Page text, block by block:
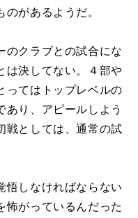
があるようだ。
クラブとの試合にな
は決してない。４部や
ってはトップレベルの
り、アピールしよう
戦としては、通常の試
しなければならない
怖がっているんだった